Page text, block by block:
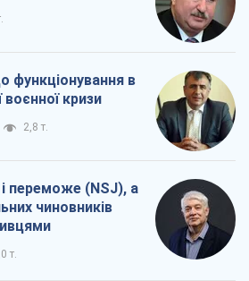
функціонування в
кризи
2,8 т.
переможе (NSJ), а
чиновників
т.